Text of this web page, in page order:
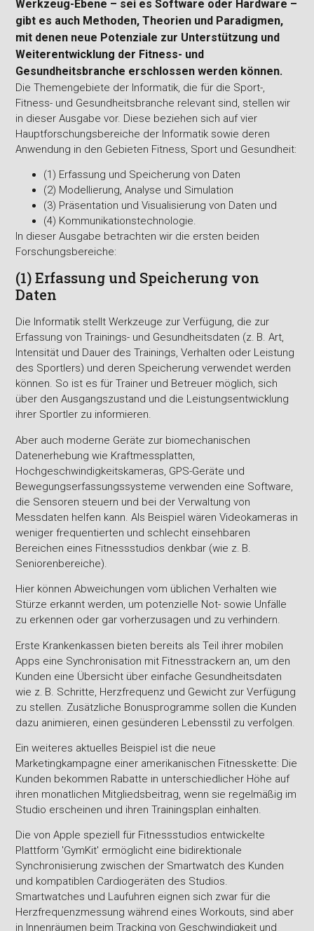
Werkzeug-Ebene – sei es Software oder Hardware –
gibt es auch Methoden, Theorien und Paradigmen,
mit denen neue Potenziale zur Unterstützung und
Weiterentwicklung der Fitness- und
Gesundheitsbranche erschlossen werden können.
Die Themengebiete der Informatik, die für die Sport-,
Fitness- und Gesundheitsbranche relevant sind, stellen wir
in dieser Ausgabe vor. Diese beziehen sich auf vier
Hauptforschungsbereiche der Informatik sowie deren
Anwendung in den Gebieten Fitness, Sport und Gesundheit:
(1) Erfassung und Speicherung von Daten
(2) Modellierung, Analyse und Simulation
(3) Präsentation und Visualisierung von Daten und
(4) Kommunikationstechnologie.
In dieser Ausgabe betrachten wir die ersten beiden
Forschungsbereiche:
(1) Erfassung und Speicherung von
Daten
Die Informatik stellt Werkzeuge zur Verfügung, die zur
Erfassung von Trainings- und Gesundheitsdaten (z. B. Art,
Intensität und Dauer des Trainings, Verhalten oder Leistung
des Sportlers) und deren Speicherung verwendet werden
können. So ist es für Trainer und Betreuer möglich, sich
über den Ausgangszustand und die Leistungsentwicklung
ihrer Sportler zu informieren.
Aber auch moderne Geräte zur biomechanischen
Datenerhebung wie Kraftmessplatten,
Hochgeschwindigkeitskameras, GPS-Geräte und
Bewegungserfassungssysteme verwenden eine Software,
die Sensoren steuern und bei der Verwaltung von
Messdaten helfen kann. Als Beispiel wären Videokameras in
weniger frequentierten und schlecht einsehbaren
Bereichen eines Fitnessstudios denkbar (wie z. B.
Seniorenbereiche).
Hier können Abweichungen vom üblichen Verhalten wie
Stürze erkannt werden, um potenzielle Not- sowie Unfälle
zu erkennen oder gar vorherzusagen und zu verhindern.
Erste Krankenkassen bieten bereits als Teil ihrer mobilen
Apps eine Synchronisation mit Fitnesstrackern an, um den
Kunden eine Übersicht über einfache Gesundheitsdaten
wie z. B. Schritte, Herzfrequenz und Gewicht zur Verfügung
zu stellen. Zusätzliche Bonusprogramme sollen die Kunden
dazu animieren, einen gesünderen Lebensstil zu verfolgen.
Ein weiteres aktuelles Beispiel ist die neue
Marketingkampagne einer amerikanischen Fitnesskette: Die
Kunden bekommen Rabatte in unterschiedlicher Höhe auf
ihren monatlichen Mitgliedsbeitrag, wenn sie regelmäßig im
Studio erscheinen und ihren Trainingsplan einhalten.
Die von Apple speziell für Fitnessstudios entwickelte
Plattform 'GymKit' ermöglicht eine bidirektionale
Synchronisierung zwischen der Smartwatch des Kunden
und kompatiblen Cardiogeräten des Studios.
Smartwatches und Laufuhren eignen sich zwar für die
Herzfrequenzmessung während eines Workouts, sind aber
in Innenräumen beim Tracking von Geschwindigkeit und